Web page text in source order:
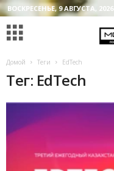
ВОСКРЕСЕНЬЕ, 9 АВГУСТА, 2026
Домой Теги EdTech
Тег: EdTech